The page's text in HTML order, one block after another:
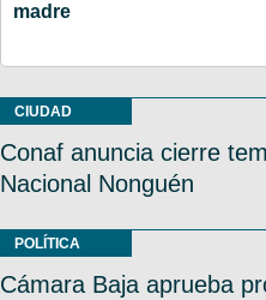
madre
CIUDAD
Conaf anuncia cierre
Nacional Nonguén
POLÍTICA
Cámara Baja aprueba